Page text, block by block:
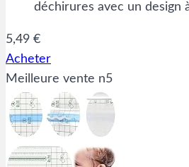
déchirures avec un design
5,49 €
Acheter
Meilleure vente n5